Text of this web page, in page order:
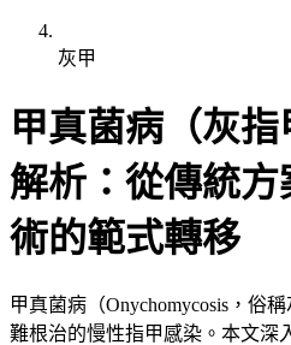
灰甲
甲真菌病（灰
解析：從傳統
術的範式轉移
甲真菌病（Onychomycosis，俗
難根治的慢性指甲感染。本文